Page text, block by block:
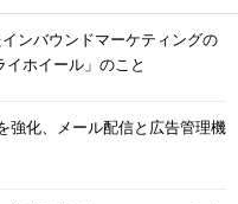
ンバウンドマーケティングの
ホイール」のこと
強化、メール配信と広告管理機